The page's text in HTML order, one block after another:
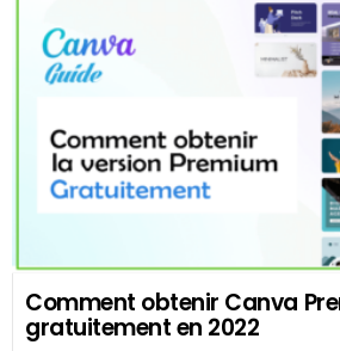
Comment obtenir Canva
gratuitement en 2022